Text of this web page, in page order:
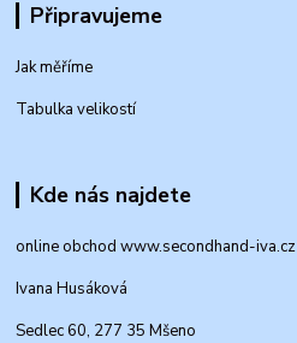
Připravujeme
Jak měříme
Tabulka velikostí
Kde nás najdete
online obchod www.secondhand-iva.cz
Ivana Husáková
Sedlec 60, 277 35 Mšeno